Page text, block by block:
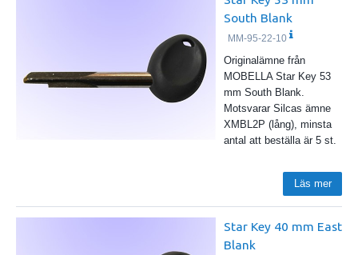
South Blank
MM-95-22-10
Originalämne från
MOBELLA Star Key 53
mm South Blank.
Motsvarar Silcas ämne
XMBL2P (lång), minsta
antal att beställa är 5 st.
Läs mer
Star Key 40 mm East
Blank